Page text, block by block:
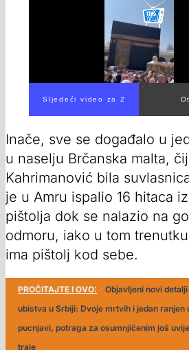
Inače, sve se događalo u
u naselju Brčanska malta,
Kahrimanović bila
je u Amru ispalio 16 hitaca
pištolja dok se nalazio na
odmoru, iako u tom
ima pištolj kod sebe.
PROČITAJTE I OVO:
Objavljeni novi detalji
ubistva u Srbiji: Dvoje mrtvih i jedan ranjen
pucnjavi, potraga za osumnjičenim još
traje